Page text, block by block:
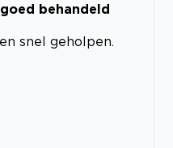
behandeld
snel geholpen.